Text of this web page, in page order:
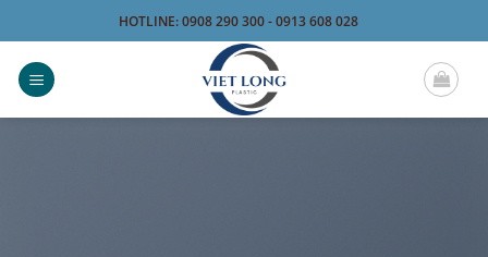
qua
nội
dung
HOTLINE: 0908 290 300 - 0913 608 028